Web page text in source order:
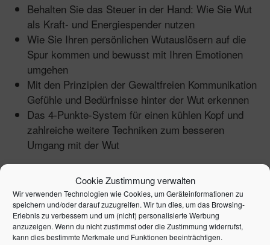
Cookie Zustimmung verwalten
Wir verwenden Technologien wie Cookies, um Geräteinformationen zu
speichern und/oder darauf zuzugreifen. Wir tun dies, um das Browsing-
Erlebnis zu verbessern und um (nicht) personalisierte Werbung
anzuzeigen. Wenn du nicht zustimmst oder die Zustimmung widerrufst,
kann dies bestimmte Merkmale und Funktionen beeinträchtigen.
Behalten Sie das Steuer in der Hand: Wie Sie Wut
als Kraft- und Energiespender nutzen
Wie Sie Ihren persönlichen Wutauslösern auf die
Spur kommen und bewusst mit Ihren Emotionen
umgehen
Mit den Prinzipien der Gewaltfreien Kommunikation
Gefühle und Bedürfnisse hinter der Wut erkennen
Das 4-Punkte-System für einen kühlen Kopf und
zahlreiche weitere Techniken zum besseren
Umgang mit der Wut
1. Auflage 2018 | Artikelnummer: 10748-0001 | ISBN:
9783648107621